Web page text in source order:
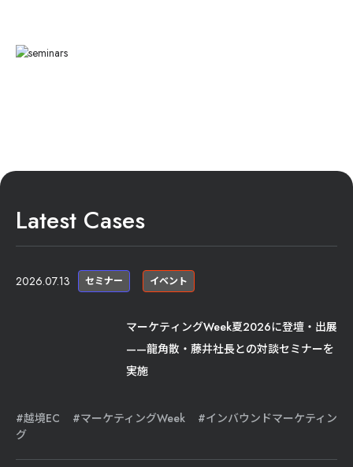
Latest Cases
イベント
セミナー
2026.07.13
マーケティングWeek夏2026に登壇・出展
——龍角散・藤井社長との対談セミナーを
実施
越境EC マーケティングWeek
インバウンドマーケティン
グ